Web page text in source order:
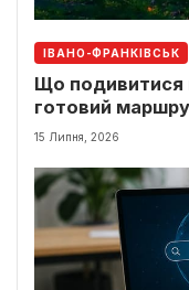
ІВАНО-ФРАНКІВСЬК
Що подивитися
готовий
15 Липня, 2026